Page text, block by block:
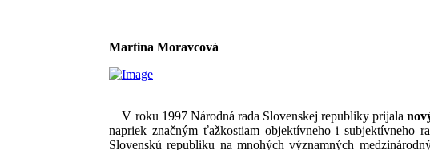
Martina Moravcová
V roku 1997 Národná rada Slovenskej republiky prijala
napriek značným ťažkostiam objektívneho i subjektívneho
Slovenskú republiku na mnohých významných